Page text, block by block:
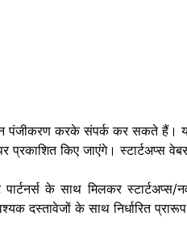
करके संपर्क कर सकते हैं। यह
प्रकाशित किए जाएंगे। स्टार्टअप्स
के साथ मिलकर स्टार्टअप्स/
के साथ निर्धारित